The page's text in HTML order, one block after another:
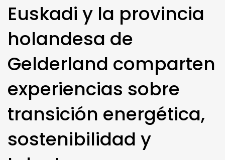
Euskadi y la provincia
holandesa de
Gelderland comparten
experiencias sobre
transición energética,
sostenibilidad y